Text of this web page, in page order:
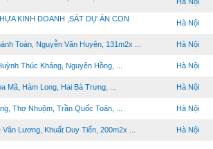
KINH DOANH ,SÁT DỰ ÁN CON
Hà Nội
Toàn, Nguyễn Văn Huyên, 131m2x ... Hà Nội
Thúc Kháng, Nguyên Hồng, ... Hà Nội
Mã, Hàm Long, Hai Bà Trưng, ... Hà Nội
Thợ Nhuộm, Trần Quốc Toản, ... Hà Nội
Lương, Khuất Duy Tiến, 200m2x ... Hà Nội